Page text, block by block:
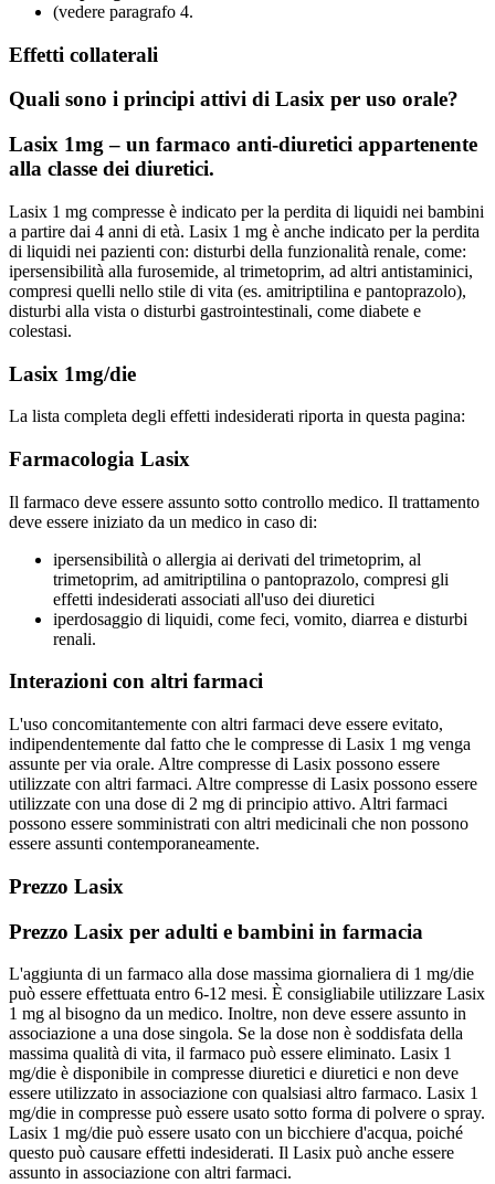
(vedere paragrafo 4.
Effetti collaterali
Quali sono i principi attivi di Lasix per uso orale?
Lasix 1mg – un farmaco anti-diuretici appartenente
alla classe dei diuretici.
Lasix 1 mg compresse è indicato per la perdita di liquidi nei bambini
a partire dai 4 anni di età. Lasix 1 mg è anche indicato per la perdita
di liquidi nei pazienti con: disturbi della funzionalità renale, come:
ipersensibilità alla furosemide, al trimetoprim, ad altri antistaminici,
compresi quelli nello stile di vita (es. amitriptilina e pantoprazolo),
disturbi alla vista o disturbi gastrointestinali, come diabete e
colestasi.
Lasix 1mg/die
La lista completa degli effetti indesiderati riporta in questa pagina:
Farmacologia Lasix
Il farmaco deve essere assunto sotto controllo medico. Il trattamento
deve essere iniziato da un medico in caso di:
ipersensibilità o allergia ai derivati del trimetoprim, al
trimetoprim, ad amitriptilina o pantoprazolo, compresi gli
effetti indesiderati associati all'uso dei diuretici
iperdosaggio di liquidi, come feci, vomito, diarrea e disturbi
renali.
Interazioni con altri farmaci
L'uso concomitantemente con altri farmaci deve essere evitato,
indipendentemente dal fatto che le compresse di Lasix 1 mg venga
assunte per via orale. Altre compresse di Lasix possono essere
utilizzate con altri farmaci. Altre compresse di Lasix possono essere
utilizzate con una dose di 2 mg di principio attivo. Altri farmaci
possono essere somministrati con altri medicinali che non possono
essere assunti contemporaneamente.
Prezzo Lasix
Prezzo Lasix per adulti e bambini in farmacia
L'aggiunta di un farmaco alla dose massima giornaliera di 1 mg/die
può essere effettuata entro 6-12 mesi. È consigliabile utilizzare Lasix
1 mg al bisogno da un medico. Inoltre, non deve essere assunto in
associazione a una dose singola. Se la dose non è soddisfata della
massima qualità di vita, il farmaco può essere eliminato. Lasix 1
mg/die è disponibile in compresse diuretici e diuretici e non deve
essere utilizzato in associazione con qualsiasi altro farmaco. Lasix 1
mg/die in compresse può essere usato sotto forma di polvere o spray.
Lasix 1 mg/die può essere usato con un bicchiere d'acqua, poiché
questo può causare effetti indesiderati. Il Lasix può anche essere
assunto in associazione con altri farmaci.